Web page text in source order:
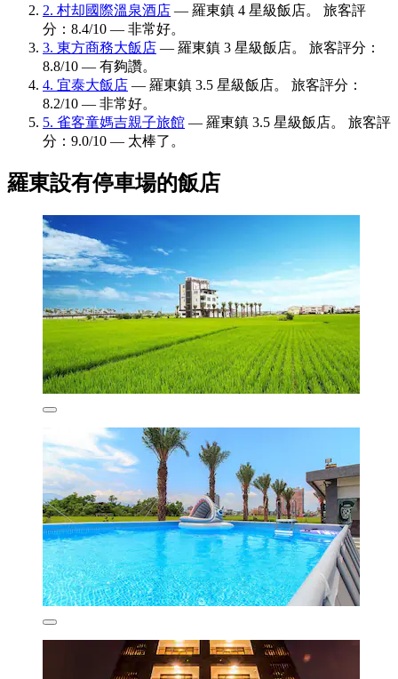
2. 村却國際溫泉酒店 — 羅東鎮 4 星級飯店。 旅客評
分：8.4/10 — 非常好。
3. 東方商務大飯店 — 羅東鎮 3 星級飯店。 旅客評分：
8.8/10 — 有夠讚。
4. 宜泰大飯店 — 羅東鎮 3.5 星級飯店。 旅客評分：
8.2/10 — 非常好。
5. 雀客童媽吉親子旅館 — 羅東鎮 3.5 星級飯店。 旅客評
分：9.0/10 — 太棒了。
羅東設有停車場的飯店